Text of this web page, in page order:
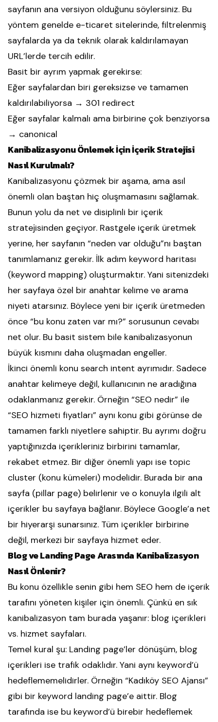
sayfanın ana versiyon olduğunu söylersiniz. Bu
yöntem genelde e-ticaret sitelerinde, filtrelenmiş
sayfalarda ya da teknik olarak kaldırılamayan
URL’lerde tercih edilir.
Basit bir ayrım yapmak gerekirse:
Eğer sayfalardan biri gereksizse ve tamamen
kaldırılabiliyorsa → 301 redirect
Eğer sayfalar kalmalı ama birbirine çok benziyorsa
→ canonical
Kanibalizasyonu Önlemek İçin İçerik Stratejisi
Nasıl Kurulmalı?
Kanibalizasyonu çözmek bir aşama, ama asıl
önemli olan baştan hiç oluşmamasını sağlamak.
Bunun yolu da net ve disiplinli bir içerik
stratejisinden geçiyor. Rastgele içerik üretmek
yerine, her sayfanın “neden var olduğu”nı baştan
tanımlamanız gerekir. İlk adım keyword haritası
(keyword mapping) oluşturmaktır. Yani sitenizdeki
her sayfaya özel bir anahtar kelime ve arama
niyeti atarsınız. Böylece yeni bir içerik üretmeden
önce “bu konu zaten var mı?” sorusunun cevabı
net olur. Bu basit sistem bile kanibalizasyonun
büyük kısmını daha oluşmadan engeller.
İkinci önemli konu search intent ayrımıdır. Sadece
anahtar kelimeye değil, kullanıcının ne aradığına
odaklanmanız gerekir. Örneğin “SEO nedir” ile
“SEO hizmeti fiyatları” aynı konu gibi görünse de
tamamen farklı niyetlere sahiptir. Bu ayrımı doğru
yaptığınızda içerikleriniz birbirini tamamlar,
rekabet etmez. Bir diğer önemli yapı ise topic
cluster (konu kümeleri) modelidir. Burada bir ana
sayfa (pillar page) belirlenir ve o konuyla ilgili alt
içerikler bu sayfaya bağlanır. Böylece Google’a net
bir hiyerarşi sunarsınız. Tüm içerikler birbirine
değil, merkezi bir sayfaya hizmet eder.
Blog ve Landing Page Arasında Kanibalizasyon
Nasıl Önlenir?
Bu konu özellikle senin gibi hem SEO hem de içerik
tarafını yöneten kişiler için önemli. Çünkü en sık
kanibalizasyon tam burada yaşanır: blog içerikleri
vs. hizmet sayfaları.
Temel kural şu: Landing page’ler dönüşüm, blog
içerikleri ise trafik odaklıdır. Yani aynı keyword’ü
hedeflememelidirler. Örneğin “Kadıköy SEO Ajansı”
gibi bir keyword landing page’e aittir. Blog
tarafında ise bu keyword’ü birebir hedeflemek